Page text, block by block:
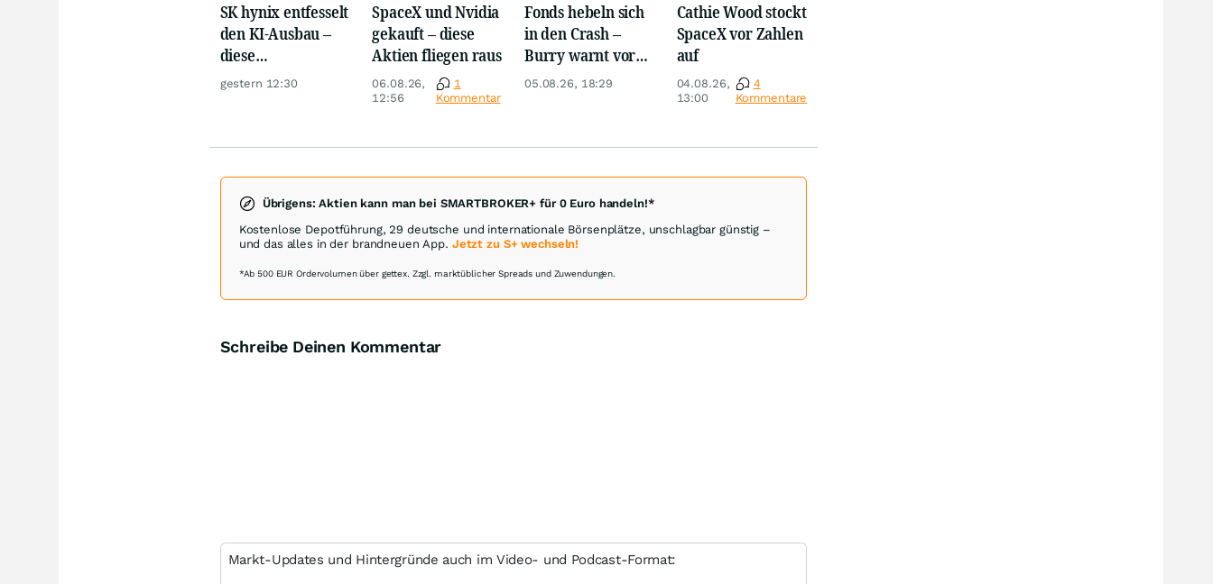
SK hynix entfesselt
den KI-Ausbau –
diese
Milliardenwette ist
gestern 12:30
SpaceX und Nvidia
gekauft – diese
Aktien fliegen raus
06.08.26,
12:56
1
Kommentar
Fonds hebeln sich
in den Crash –
Burry warnt vor
einem Absturz wie
05.08.26, 18:29
Cathie Wood stockt
SpaceX vor Zahlen
auf
04.08.26,
13:00
4
Kommentare
Übrigens: Aktien kann man bei SMARTBROKER+ für 0 Euro handeln!*
Kostenlose Depotführung, 29 deutsche und internationale Börsenplätze, unschlagbar günstig –
und das alles in der brandneuen App. Jetzt zu S+ wechseln!
*Ab 500 EUR Ordervolumen über gettex. Zzgl. marktüblicher Spreads und Zuwendungen.
Schreibe Deinen Kommentar
Markt-Updates und Hintergründe auch im Video- und Podcast-Format: